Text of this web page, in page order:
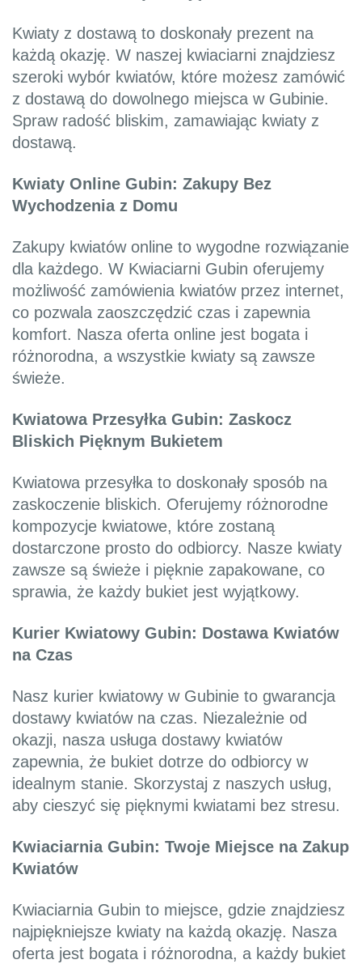
Kwiaty z dostawą to doskonały prezent na
każdą okazję. W naszej kwiaciarni znajdziesz
szeroki wybór kwiatów, które możesz zamówić
z dostawą do dowolnego miejsca w Gubinie.
Spraw radość bliskim, zamawiając kwiaty z
dostawą.
Kwiaty Online Gubin: Zakupy Bez
Wychodzenia z Domu
Zakupy kwiatów online to wygodne rozwiązanie
dla każdego. W Kwiaciarni Gubin oferujemy
możliwość zamówienia kwiatów przez internet,
co pozwala zaoszczędzić czas i zapewnia
komfort. Nasza oferta online jest bogata i
różnorodna, a wszystkie kwiaty są zawsze
świeże.
Kwiatowa Przesyłka Gubin: Zaskocz
Bliskich Pięknym Bukietem
Kwiatowa przesyłka to doskonały sposób na
zaskoczenie bliskich. Oferujemy różnorodne
kompozycje kwiatowe, które zostaną
dostarczone prosto do odbiorcy. Nasze kwiaty
zawsze są świeże i pięknie zapakowane, co
sprawia, że każdy bukiet jest wyjątkowy.
Kurier Kwiatowy Gubin: Dostawa Kwiatów
na Czas
Nasz kurier kwiatowy w Gubinie to gwarancja
dostawy kwiatów na czas. Niezależnie od
okazji, nasza usługa dostawy kwiatów
zapewnia, że bukiet dotrze do odbiorcy w
idealnym stanie. Skorzystaj z naszych usług,
aby cieszyć się pięknymi kwiatami bez stresu.
Kwiaciarnia Gubin: Twoje Miejsce na Zakup
Kwiatów
Kwiaciarnia Gubin to miejsce, gdzie znajdziesz
najpiękniejsze kwiaty na każdą okazję. Nasza
oferta jest bogata i różnorodna, a każdy bukiet